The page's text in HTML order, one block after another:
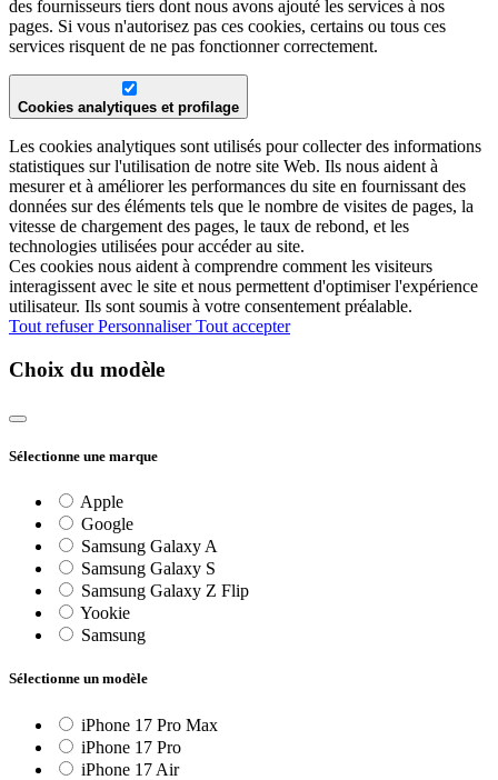
des fournisseurs tiers dont nous avons ajouté les services à nos
pages. Si vous n'autorisez pas ces cookies, certains ou tous ces
services risquent de ne pas fonctionner correctement.
Cookies analytiques et profilage
Les cookies analytiques sont utilisés pour collecter des informations
statistiques sur l'utilisation de notre site Web. Ils nous aident à
mesurer et à améliorer les performances du site en fournissant des
données sur des éléments tels que le nombre de visites de pages, la
vitesse de chargement des pages, le taux de rebond, et les
technologies utilisées pour accéder au site.
Ces cookies nous aident à comprendre comment les visiteurs
interagissent avec le site et nous permettent d'optimiser l'expérience
utilisateur. Ils sont soumis à votre consentement préalable.
Tout refuserPersonnaliserTout accepter
Choix du modèle
Sélectionne une marque
Apple
Google
Samsung Galaxy A
Samsung Galaxy S
Samsung Galaxy Z Flip
Yookie
Samsung
Sélectionne un modèle
iPhone 17 Pro Max
iPhone 17 Pro
iPhone 17 Air